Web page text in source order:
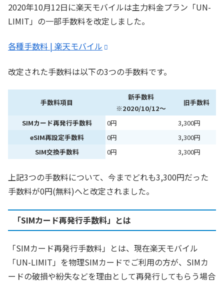
2020年10月12日に楽天モバイルは主力料金プラン「UN-
LIMIT」の一部手数料を改定しました。
各種手数料 | 楽天モバイル
改定された手数料は以下の3つの手数料です。
手数料項目
新手数料
※2020/10/12～
旧手数料
SIMカード再発行手数料 0円
3,300円
eSIM再設定手数料
0円
3,300円
SIM交換手数料
0円 3,300円
上記3つの手数料について、今までどれも3,300円だった
手数料が0円(無料)へと改定されました。
「SIMカード再発行手数料」とは
「SIMカード再発行手数料」とは、現在楽天モバイル
「UN-LIMIT」を物理SIMカードでご利用の方が、SIMカ
ードの破損や紛失などを理由として再発行してもらう場合